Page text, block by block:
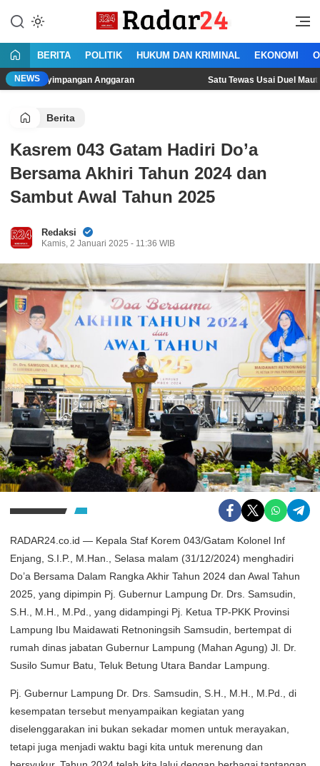
konten
Radar24.co.id
Jujur Lantang Bersuara
BERITA POLITIK HUKUM DAN KRIMINAL EKONOMI
NEWSAnggaran Satu Tewas Usai Duel Maut Dua Pria di
Berita
Kasrem 043 Gatam Hadiri Do’a
Bersama Akhiri Tahun 2024 dan
Sambut Awal Tahun 2025
Redaksi
Kamis, 2 Januari 2025 - 11:36 WIB
RADAR24.co.id — Kepala Staf Korem 043/Gatam Kolonel Inf
Enjang, S.I.P., M.Han., Selasa malam (31/12/2024) menghadiri
Do’a Bersama Dalam Rangka Akhir Tahun 2024 dan Awal Tahun
2025, yang dipimpin Pj. Gubernur Lampung Dr. Drs. Samsudin,
S.H., M.H., M.Pd., yang didampingi Pj. Ketua TP-PKK Provinsi
Lampung Ibu Maidawati Retnoningsih Samsudin, bertempat di
rumah dinas jabatan Gubernur Lampung (Mahan Agung) Jl. Dr.
Susilo Sumur Batu, Teluk Betung Utara Bandar Lampung.
Pj. Gubernur Lampung Dr. Drs. Samsudin, S.H., M.H., M.Pd., di
kesempatan tersebut menyampaikan kegiatan yang
diselenggarakan ini bukan sekadar momen untuk merayakan,
tetapi juga menjadi waktu bagi kita untuk merenung dan